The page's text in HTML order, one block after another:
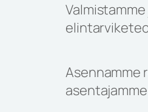
Asennamme